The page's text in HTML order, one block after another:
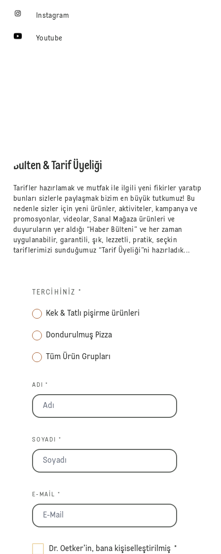
Instagram
Youtube
Bülten & Tarif Üyeliği
Tarifler hazırlamak ve mutfak ile ilgili yeni fikirler yaratıp
bunları sizlerle paylaşmak bizim en büyük tutkumuz! Bu
nedenle sizler için yeni ürünler, aktiviteler, kampanya ve
promosyonlar, videolar, Sanal Mağaza ürünleri ve
duyuruların yer aldığı “Haber Bülteni” ve her zaman
uygulanabilir, garantili, şık, lezzetli, pratik, seçkin
tariflerimizi sunduğumuz “Tarif Üyeliği”ni hazırladık...
TERCIHINIZ *
Kek & Tatlı pişirme ürünleri
Dondurulmuş Pizza
Tüm Ürün Grupları
ADI *
SOYADI *
E-MAIL *
Dr. Oetker’in, bana kişiselleştirilmiş *